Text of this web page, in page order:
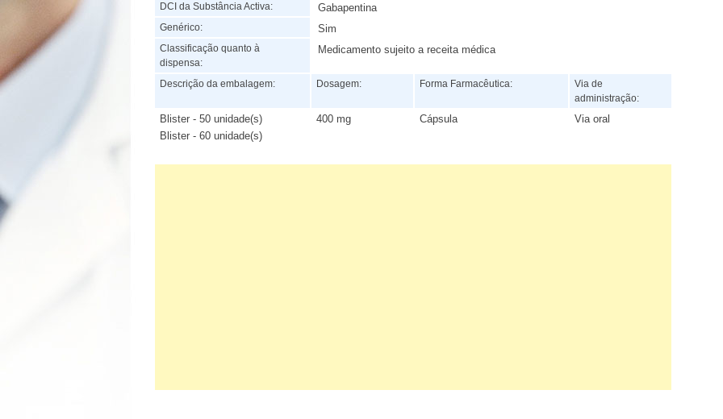
DCI da Substância Activa: Gabapentina
Genérico: Sim
Classificação quanto à
dispensa:
Medicamento sujeito a receita médica
Descrição da embalagem:
Blister - 50 unidade(s)
Blister - 60 unidade(s)
Dosagem:
400 mg
Forma Farmacêutica:
Cápsula
Via de
administração:
Via oral